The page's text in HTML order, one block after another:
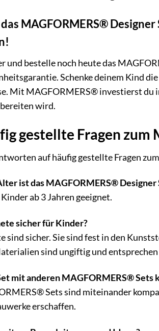
MAGFORMERS®
und bestelle noch heute das
Schenke deinem Kind
Mit MAGFORMERS® investierst du
wird.
gestellte Fragen zum
auf häufig gestellte Fragen
ist das MAGFORMERS® Designer
ab 3 Jahren geeignet.
sicher für Kinder?
sind sicher. Sie sind fest in den
sind ungiftig und
mit anderen MAGFORMERS® Sets
Sets sind miteinander
erschaffen.